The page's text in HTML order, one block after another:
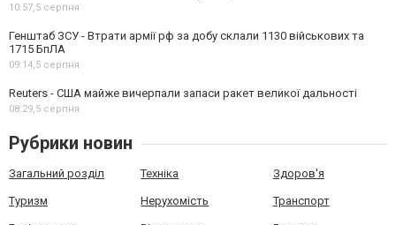
10:57,5 серпня
Генштаб ЗСУ - Втрати армії рф за добу склали 1130 військових та
1715 БпЛА
09:14,5 серпня
Reuters - США майже вичерпали запаси ракет великої дальності
08:29,5 серпня
Рубрики новин
Загальний розділ Техніка Здоров'я
Туризм Нерухомість Транспорт